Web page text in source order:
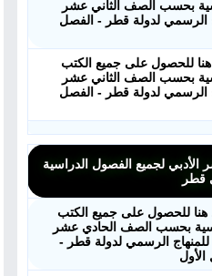
بحسب الصف الثاني عشر
الرسمي لدولة قطر - الفصل
للحصول على جميع الكتب
بحسب الصف الثاني عشر
الرسمي لدولة قطر - الفصل
لجميع الفصول الدراسية
قطر
للحصول على جميع الكتب
بحسب الصف الحادي عشر
للمنهاج الرسمي لدولة قطر -
الأول